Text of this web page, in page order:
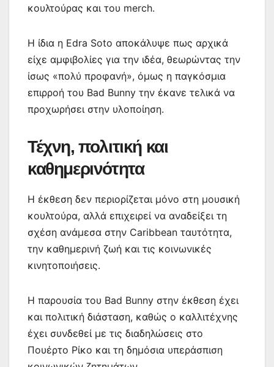
κουλτούρας και του merch.
Η ίδια η Edra Soto αποκάλυψε πως αρχικά
είχε αμφιβολίες για την ιδέα, θεωρώντας την
ίσως «πολύ προφανή», όμως η παγκόσμια
επιρροή του Bad Bunny την έκανε τελικά να
προχωρήσει στην υλοποίηση.
Τέχνη, πολιτική και
καθημερινότητα
Η έκθεση δεν περιορίζεται μόνο στη μουσική
κουλτούρα, αλλά επιχειρεί να αναδείξει τη
σχέση ανάμεσα στην Caribbean ταυτότητα,
την καθημερινή ζωή και τις κοινωνικές
κινητοποιήσεις.
Η παρουσία του Bad Bunny στην έκθεση έχει
και πολιτική διάσταση, καθώς ο καλλιτέχνης
έχει συνδεθεί με τις διαδηλώσεις στο
Πουέρτο Ρίκο και τη δημόσια υπεράσπιση